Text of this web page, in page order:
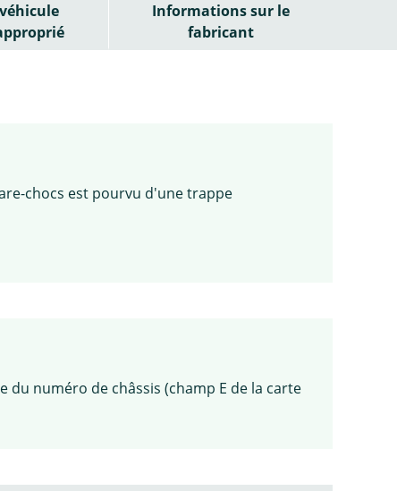
véhicule
Informations sur le
fabricant
chocs est pourvu d'une trappe
du numéro de châssis (champ E de la carte